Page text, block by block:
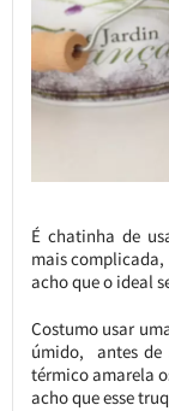
É chatinha de
mais complicada,
acho que o ideal
Costumo usar
úmido, antes de
térmico amarela
acho que esse